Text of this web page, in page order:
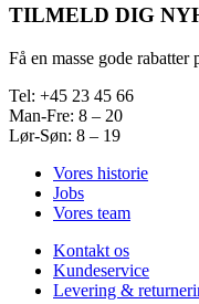
TILMELD DIG
Få en masse gode rabatter
Tel: +45 23 45 66
Man-Fre: 8 – 20
Lør-Søn: 8 – 19
Vores historie
Jobs
Vores team
Kontakt os
Kundeservice
Levering &